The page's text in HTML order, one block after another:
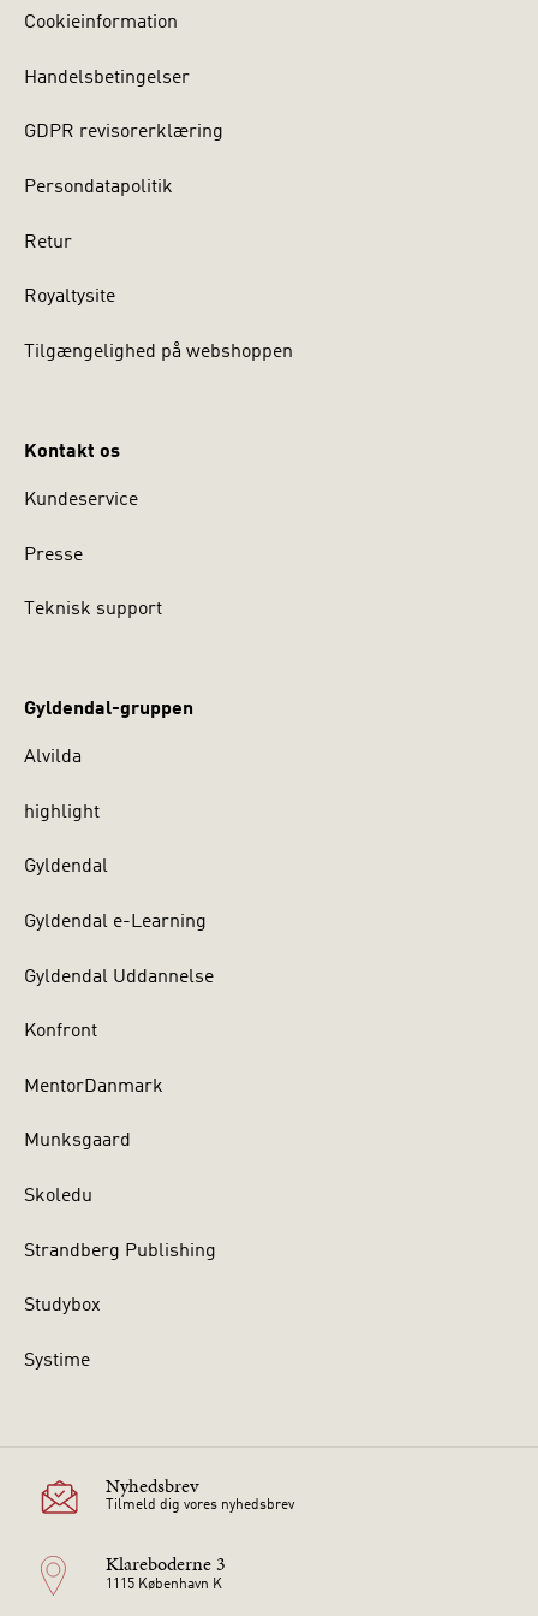
Cookieinformation
Handelsbetingelser
GDPR revisorerklæring
Persondatapolitik
Retur
Royaltysite
Tilgængelighed på webshoppen
Kontakt os
Kundeservice
Presse
Teknisk support
Gyldendal-gruppen
Alvilda
highlight
Gyldendal
Gyldendal e-Learning
Gyldendal Uddannelse
Konfront
MentorDanmark
Munksgaard
Skoledu
Strandberg Publishing
Studybox
Systime
Nyhedsbrev
Tilmeld dig vores nyhedsbrev
Klareboderne 3
1115 København K